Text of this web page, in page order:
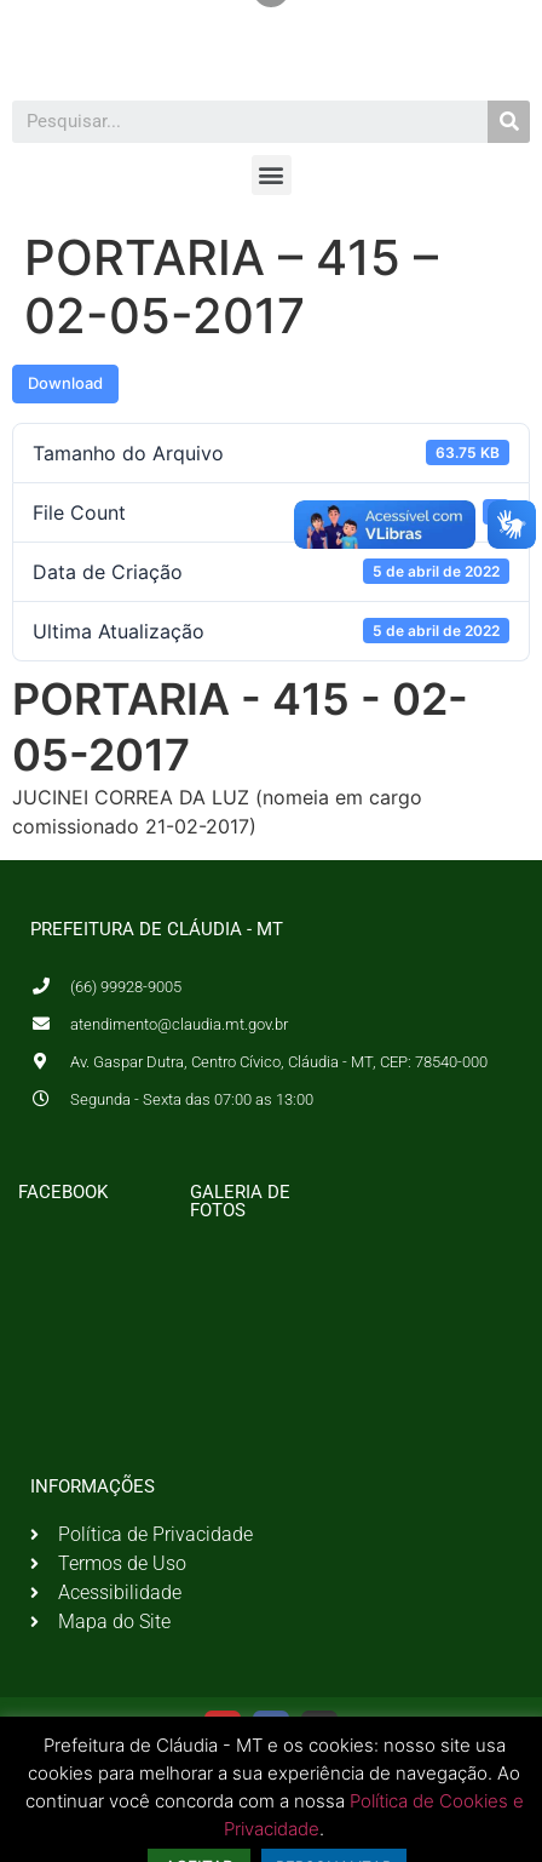
PORTARIA – 415 –
02-05-2017
Download
Tamanho do Arquivo 63.75 KB
File Count 1
Data de Criação 5 de abril de 2022
Ultima Atualização 5 de abril de 2022
PORTARIA - 415 - 02-
05-2017
JUCINEI CORREA DA LUZ (nomeia em cargo
comissionado 21-02-2017)
PREFEITURA DE CLÁUDIA - MT
(66) 99928-9005
atendimento@claudia.mt.gov.br
Av. Gaspar Dutra, Centro Cívico, Cláudia - MT, CEP: 78540-000
Segunda - Sexta das 07:00 as 13:00
FACEBOOK
GALERIA DE
FOTOS
INFORMAÇÕES
Política de Privacidade
Termos de Uso
Acessibilidade
Mapa do Site
© 2026 Todos os Direitos Reservados | Prefeitura Municipal de Cláudia - MT
Prefeitura de Cláudia - MT e os cookies: nosso site usa
cookies para melhorar a sua experiência de navegação. Ao
continuar você concorda com a nossa Política de Cookies e
Privacidade.